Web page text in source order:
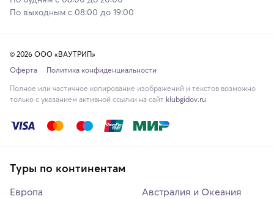
По выходным с 08:00 до 19:00
© 2026 ООО «ВАУТРИП»
Оферта
Политика конфиденциальности
Полное или частичное копирование изображений и текстов возможно
только с указанием активной ссылки на сайт klubgidov.ru
Туры по континентам
Европа
Австралия и Океания